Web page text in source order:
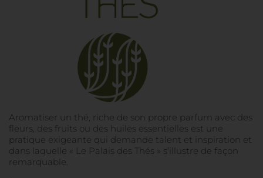
Aromatiser un thé, riche de son propre parfum avec des
fleurs, des fruits ou des huiles essentielles est une
pratique exigeante qui demande talent et inspiration et
dans laquelle « Le Palais des Thés » s’illustre de façon
remarquable.